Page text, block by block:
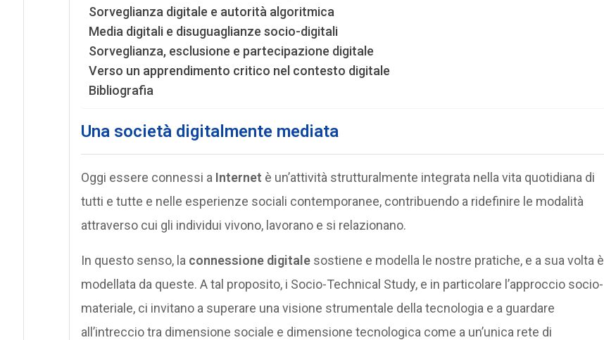
Sorveglianza digitale e autorità algoritmica
Media digitali e disuguaglianze socio-digitali
Sorveglianza, esclusione e partecipazione digitale
Verso un apprendimento critico nel contesto digitale
Bibliografia
Una società digitalmente mediata
Oggi essere connessi a Internet è un’attività strutturalmente integrata nella vita quotidiana di
tutti e tutte e nelle esperienze sociali contemporanee, contribuendo a ridefinire le modalità
attraverso cui gli individui vivono, lavorano e si relazionano.
In questo senso, la connessione digitalesostiene e modella le nostre pratiche, e a sua volta è
modellata da queste. A tal proposito, i Socio-Technical Study, e in particolare l’approccio socio-
materiale, ci invitano a superare una visione strumentale della tecnologia e a guardare
all’intreccio tra dimensione sociale e dimensione tecnologica come a un’unica rete di